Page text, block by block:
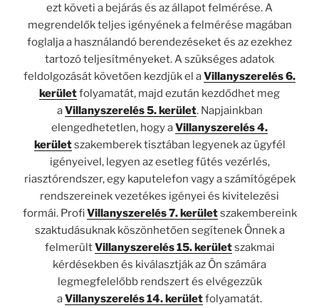
ezt követi a bejárás és az állapot felmérése. A
megrendelők teljes igényének a felmérése magában
foglalja a használandó berendezéseket és az ezekhez
tartozó teljesítményeket. A szükséges adatok
feldolgozását követően kezdjük el aVillanyszerelés 6.
kerületfolyamatát, majd ezután kezdődhet meg
aVillanyszerelés 5. kerület. Napjainkban
elengedhetetlen, hogy aVillanyszerelés 4.
kerületszakemberek tisztában legyenek az ügyfél
igényeivel, legyen az esetleg fűtés vezérlés,
riasztórendszer, egy kaputelefon vagy a számítógépek
rendszereinek vezetékes igényei és kivitelezési
formái. ProfiVillanyszerelés 7. kerületszakembereink
szaktudásuknak köszönhetően segítenek Önnek a
felmerültVillanyszerelés 15. kerületszakmai
kérdésekben és kiválasztják az Ön számára
legmegfelelőbb rendszert és elvégezzük
aVillanyszerelés 14. kerületfolyamatát.